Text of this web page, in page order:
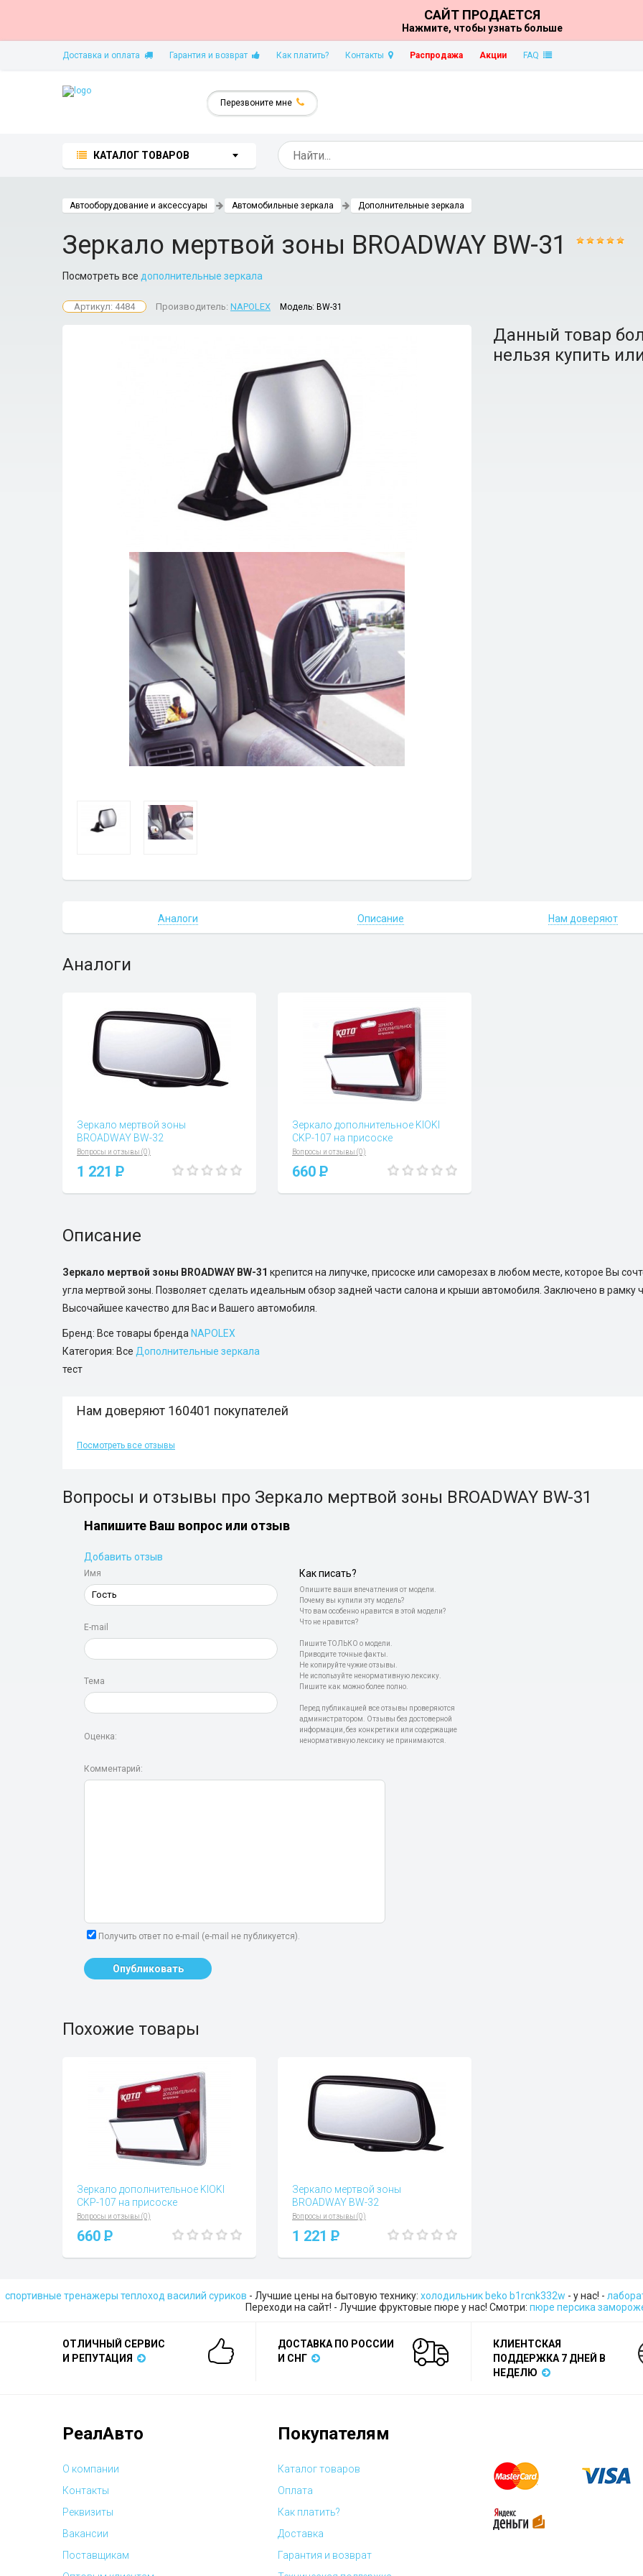
САЙТ ПРОДАЕТСЯ
Нажмите, чтобы узнать больше
Доставка и оплата Гарантия и возврат Как платить? Контакты Распродажа Акции FAQ
Перезвоните мне
КАТАЛОГ ТОВАРОВ
Автооборудование и аксессуары Автомобильные зеркала Дополнительные зеркала
Зеркало мертвой зоны BROADWAY BW-31
Посмотреть все дополнительные зеркала
Артикул: 4484 Производитель: NAPOLEX Модель: BW-31
Данный товар
нельзя купить
Аналоги Описание Нам доверяют
Аналоги
Зеркало мертвой зоны
BROADWAY BW-32
Вопросы и отзывы (0)
1 221 P
Зеркало дополнительное KIOKI
CKP-107 на присоске
Вопросы и отзывы (0)
660 P
Описание
Зеркало мертвой зоны BROADWAY BW-31 крепится на липучке, присоске или саморезах в любом месте, которое Вы
угла мертвой зоны. Позволяет сделать идеальным обзор задней части салона и крыши автомобиля. Заключено в рамку
Высочайшее качество для Вас и Вашего автомобиля.
Бренд: Все товары бренда NAPOLEX
Категория: Все Дополнительные зеркала
тест
Нам доверяют 160401 покупателей
Посмотреть все отзывы
Вопросы и отзывы про Зеркало мертвой зоны BROADWAY BW-31
Напишите Ваш вопрос или отзыв
Добавить отзыв
Имя
E-mail
Тема
Оценка:
Как писать?
Опишите ваши впечатления от модели.
Почему вы купили эту модель?
Что вам особенно нравится в этой модели?
Что не нравится?
Пишите ТОЛЬКО о модели.
Приводите точные факты.
Не копируйте чужие отзывы.
Не используйте ненормативную лексику.
Пишите как можно более полно.
Перед публикацией все отзывы проверяются
администратором. Отзывы без достоверной
информации, без конкретики или содержащие
ненормативную лексику не принимаются.
Комментарий:
Получить ответ по e-mail (e-mail не публикуется).
Опубликовать
Похожие товары
Зеркало дополнительное KIOKI
CKP-107 на присоске
Вопросы и отзывы (0)
660 P
Зеркало мертвой зоны
BROADWAY BW-32
Вопросы и отзывы (0)
1 221 P
спортивные тренажеры теплоход василий суриков - Лучшие цены на бытовую технику: холодильник beko b1rcnk332w - у нас! -
Переходи на сайт! - Лучшие фруктовые пюре у нас! Смотри: пюре персика
ОТЛИЧНЫЙ СЕРВИС
И РЕПУТАЦИЯ
ДОСТАВКА ПО РОССИИ
И СНГ
КЛИЕНТСКАЯ
ПОДДЕРЖКА 7 ДНЕЙ В
НЕДЕЛЮ
РеалАвто
О компании
Контакты
Реквизиты
Вакансии
Поставщикам
Покупателям
Каталог товаров
Оплата
Как платить?
Доставка
Гарантия и возврат